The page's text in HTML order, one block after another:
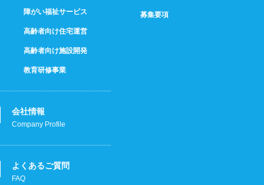
障がい福祉サービス
高齢者向け住宅運営
高齢者向け施設開発
教育研修事業
会社情報
Company Profile
よくあるご質問
FAQ
募集要項